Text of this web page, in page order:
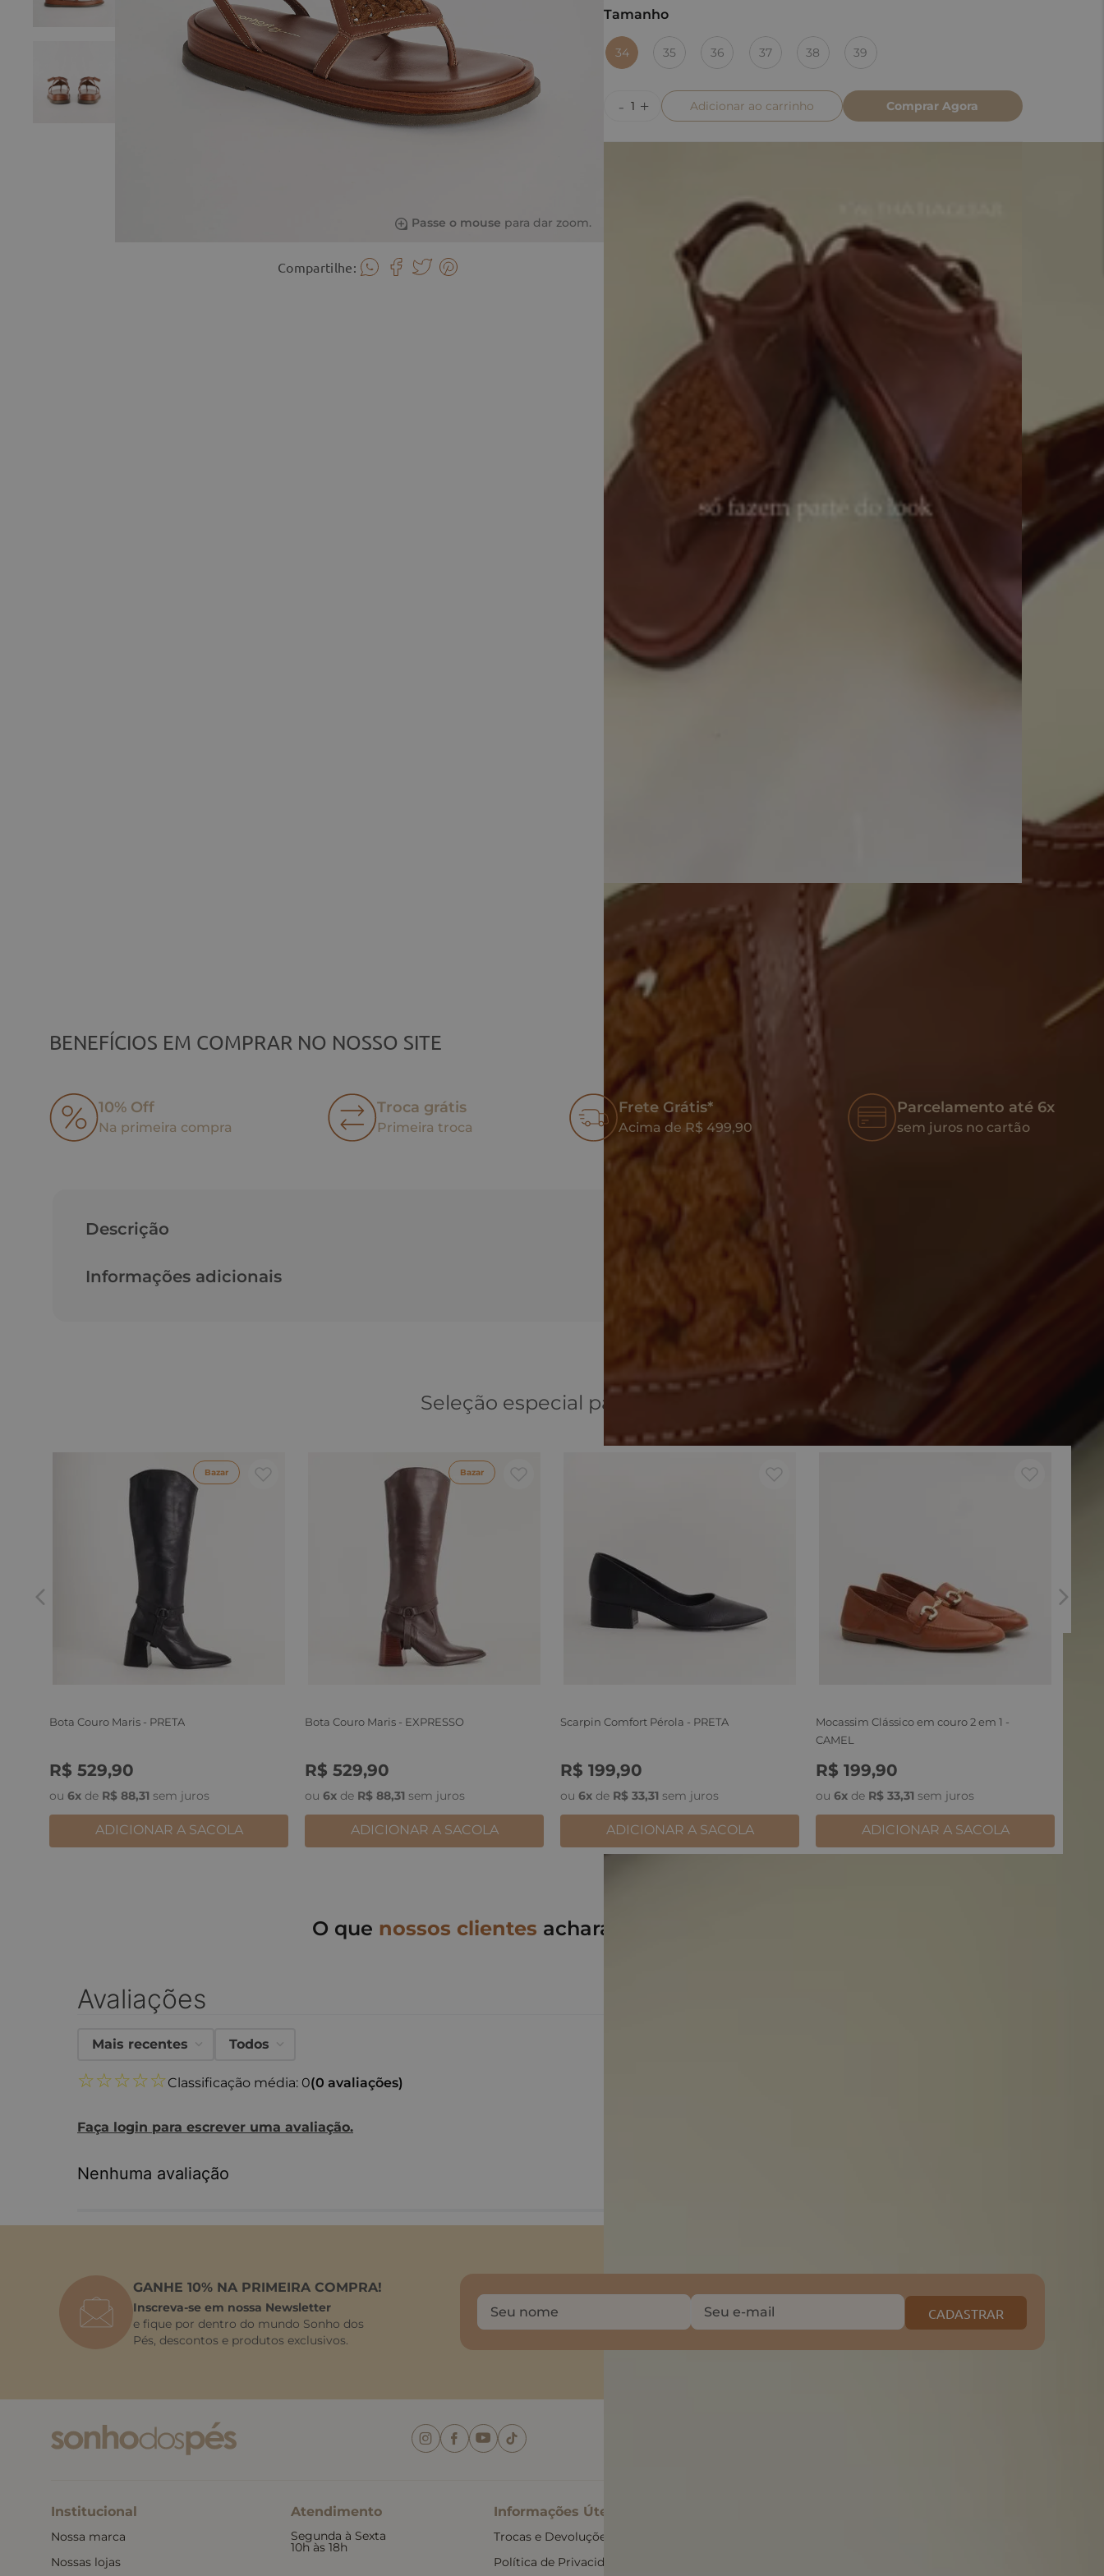
Passe o mouse para dar zoom.
Compartilhe:
Tamanho
34 35 36 37 38 39
Adicionar ao carrinho Comprar Agora
Frete Grátis em compras acima de
BENEFÍCIOS EM COMPRAR NO NOSSO SITE
10% Off
Na primeira compra
Troca grátis
Primeira troca
Frete Grátis*
Acima de R$ 499,90
Parcelamento até 6x
sem juros no cartão
Descrição
Informações adicionais
Seleção especial para você
Bazar
Bota Couro Maris - PRETA
R$ 529,90
ou 6x de R$ 88,31 sem juros
36
ADICIONAR A SACOLA
Bazar
Bota Couro Maris - EXPRESSO
R$ 529,90
ou 6x de R$ 88,31 sem juros
36
ADICIONAR A SACOLA
Scarpin Comfort Pérola - PRETA
R$ 199,90
ou 6x de R$ 33,31 sem juros
36
ADICIONAR A SACOLA
Mocassim Clássico em couro 2 em 1 -
CAMEL
R$ 199,90
ou 6x de R$ 33,31 sem juros
36
ADICIONAR A SACOLA
O que nossos clientes acharam desse produto?
Avaliações
☆☆☆☆☆Classificação média: 0(0 avaliações)
Faça login para escrever uma avaliação.
Mais recentes Todos
Nenhuma avaliação
GANHE 10% NA PRIMEIRA COMPRA!
Inscreva-se em nossa Newsletter
e fique por dentro do mundo Sonho dos
Pés, descontos e produtos exclusivos.
CADASTRAR
Institucional
Nossa marca
Nossas lojas
Atendimento
Segunda à Sexta
10h às 18h
Informações Úteis
Trocas e Devoluções
Política de Privacidade